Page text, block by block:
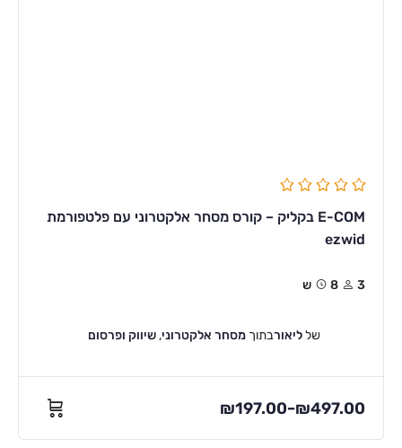
E-COM בקליק – קורס מסחר אלקטרוני עם פלטפורמת
ezwid
3 8ש
שלליאורבתוך מסחר אלקטרוני,שיווק ופרסום
₪197.00–₪497.00